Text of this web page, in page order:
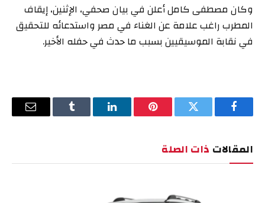
وكان مصطفى كامل أعلن في بيان صحفي، الإثنين، إيقاف
المطرب راغب علامة عن الغناء في مصر واستدعائه للتحقيق
في نقابة الموسيقيين بسبب ما حدث في حفله الأخير.
فيسبوك تويتر بينتيريستلينكدإن Tumblr
البريد
المقالات ذات الصلة